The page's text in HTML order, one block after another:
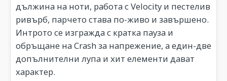
дължина на ноти, работа с Velocity и пестелив
ривърб, парчето става по-живо и завършено.
Интрото се изгражда с кратка пауза и
обръщане на Crash за напрежение, а един-две
допълнителни лупа и хит елементи дават
характер.